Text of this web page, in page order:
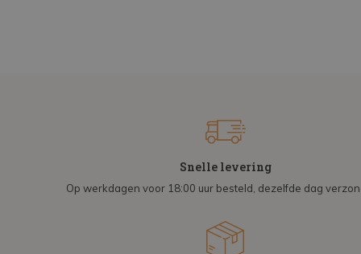
Snelle levering
Op werkdagen voor 18:00 uur besteld, dezelfde dag